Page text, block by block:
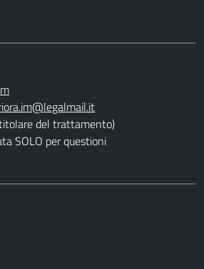
del trattamento)
SOLO per questioni